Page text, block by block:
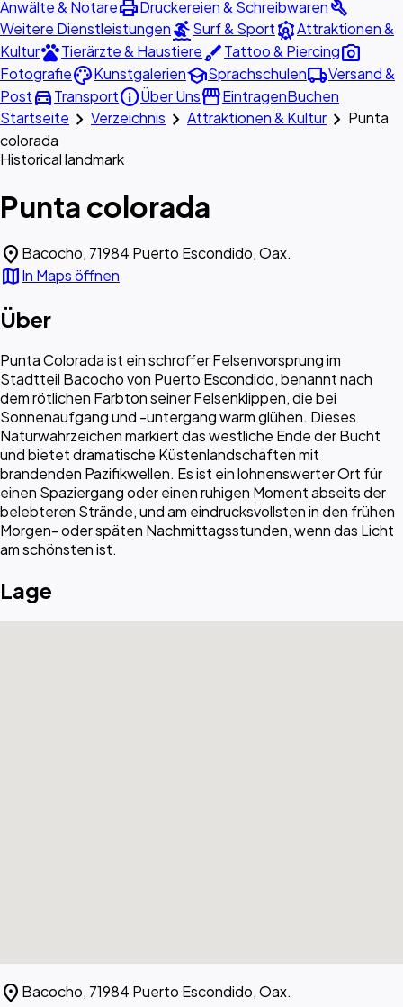
Anwälte & NotareprintDruckereien & Schreibwarenbuild
Weitere DienstleistungensurfingSurf & SportattractionsAttraktionen &
KulturpetsTierärzte & HaustierebrushTattoo & Piercingphoto_camera
FotografiepaletteKunstgalerienschoolSprachschulenlocal_shippingVersand &
Postdirections_carTransportinfoÜber UnsstorefrontEintragenBuchen
Startseite chevron_right Verzeichnis chevron_right Attraktionen & Kultur chevron_right Punta
colorada
Historical landmark
Punta colorada
location_on Bacocho, 71984 Puerto Escondido, Oax.
mapIn Maps öffnen
Über
Punta Colorada ist ein schroffer Felsenvorsprung im
Stadtteil Bacocho von Puerto Escondido, benannt nach
dem rötlichen Farbton seiner Felsenklippen, die bei
Sonnenaufgang und -untergang warm glühen. Dieses
Naturwahrzeichen markiert das westliche Ende der Bucht
und bietet dramatische Küstenlandschaften mit
brandenden Pazifikwellen. Es ist ein lohnenswerter Ort für
einen Spaziergang oder einen ruhigen Moment abseits der
belebteren Strände, und am eindrucksvollsten in den frühen
Morgen- oder späten Nachmittagsstunden, wenn das Licht
am schönsten ist.
Lage
location_on Bacocho, 71984 Puerto Escondido, Oax.